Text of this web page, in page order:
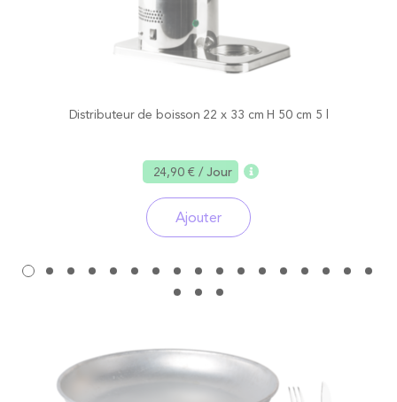
Distributeur de boisson 22 x 33 cm H 50 cm 5 l
24,90 €/ Jour
Ajouter